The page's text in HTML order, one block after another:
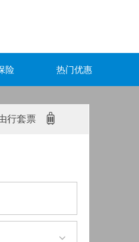
险 热门优惠
行套票